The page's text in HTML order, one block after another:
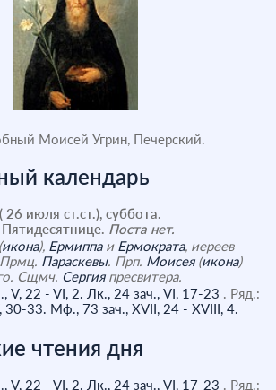
Моисей Угрин, Печерский.
календарь
26 июля ст.ст.), суббота.
Поста нет.
икона), Ермиппаи Ермократа, иереев
Параскевы. Прп. Моисея(икона)
Сщмч. Сергияпресвитера.
V, 22 - VI, 2. Лк., 24 зач., VI, 17-23 . Ряд.:
30-33. Мф., 73 зач., XVII, 24 - XVIII, 4.
чтения дня
V, 22 - VI, 2. Лк., 24 зач., VI, 17-23 . Ряд.: